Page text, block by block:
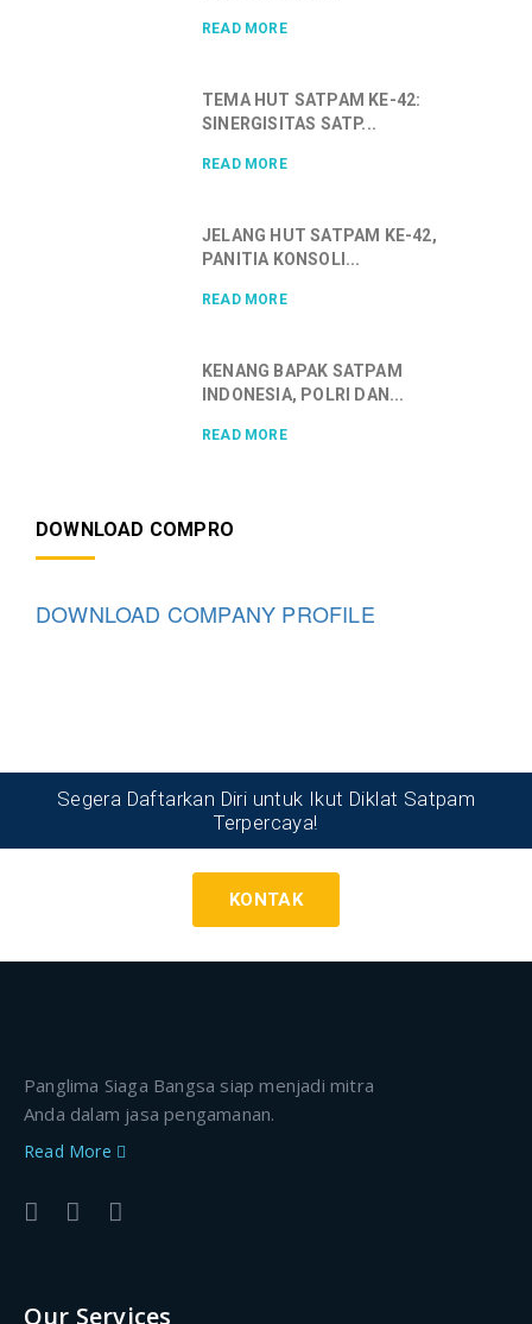
READ MORE
TEMA HUT SATPAM KE-42:
SINERGISITAS SATP...
READ MORE
JELANG HUT SATPAM KE-42,
PANITIA KONSOLI...
READ MORE
KENANG BAPAK SATPAM
INDONESIA, POLRI DAN...
READ MORE
DOWNLOAD COMPRO
DOWNLOAD COMPANY PROFILE
Segera Daftarkan Diri untuk Ikut Diklat Satpam
Terpercaya!
KONTAK
Panglima Siaga Bangsa siap menjadi mitra
Anda dalam jasa pengamanan.
Read More
Our Services